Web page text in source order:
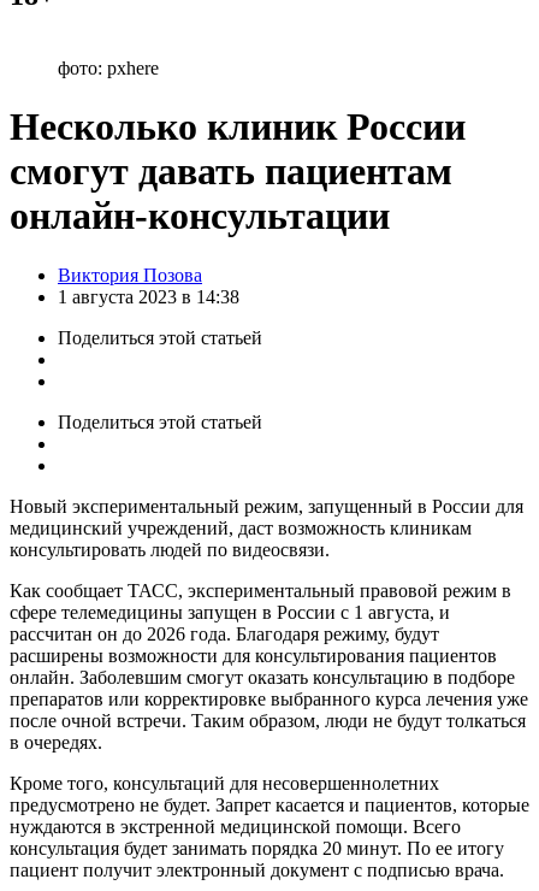
фото: pxhere
Несколько клиник России
смогут давать пациентам
онлайн-консультации
Posted
by
Виктория Позова
1 августа 2023 в 14:38
Поделиться этой статьей
Поделиться этой статьей
Новый экспериментальный режим, запущенный в России для
медицинский учреждений, даст возможность клиникам
консультировать людей по видеосвязи.
Как сообщает ТАСС, экспериментальный правовой режим в
сфере телемедицины запущен в России с 1 августа, и
рассчитан он до 2026 года. Благодаря режиму, будут
расширены возможности для консультирования пациентов
онлайн. Заболевшим смогут оказать консультацию в подборе
препаратов или корректировке выбранного курса лечения уже
после очной встречи. Таким образом, люди не будут толкаться
в очередях.
Кроме того, консультаций для несовершеннолетних
предусмотрено не будет. Запрет касается и пациентов, которые
нуждаются в экстренной медицинской помощи. Всего
консультация будет занимать порядка 20 минут. По ее итогу
пациент получит электронный документ с подписью врача.